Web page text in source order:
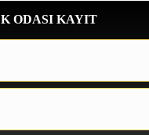
ODASI KAYIT